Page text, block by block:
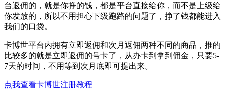
台返佣的，就是你挣的钱，都是平台直接给你，而不是上级给
你发放的，所以不用担心下级跑路的问题了，挣了钱都能进入
我们的口袋。
卡博世平台内拥有立即返佣和次月返佣两种不同的商品，推的
比较多的就是立即返佣的号卡了，从办卡到拿到佣金，只要5-
7天的时间，不用等到次月底即可提出来。
点我查看卡博世注册教程